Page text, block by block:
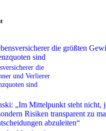
die
und Verlierer
sind